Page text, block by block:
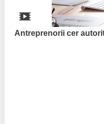
Antreprenorii cer